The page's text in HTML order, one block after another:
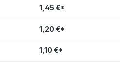
1,45 €*
1,20 €*
1,10 €*